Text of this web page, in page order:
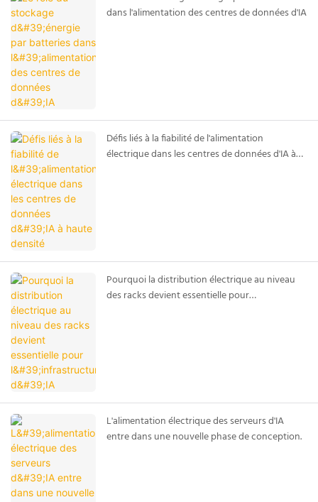
dans l'alimentation des centres de données d'IA
Défis liés à la fiabilité de l'alimentation
électrique dans les centres de données d'IA à
Pourquoi la distribution électrique au niveau
des racks devient essentielle pour
L'alimentation électrique des serveurs d'IA
entre dans une nouvelle phase de conception.